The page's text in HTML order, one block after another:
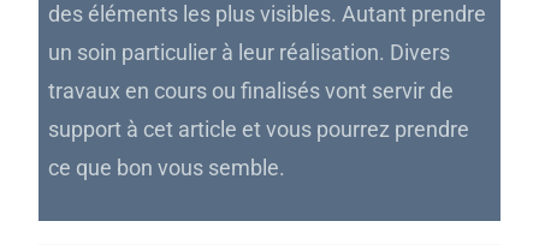
des éléments les plus visibles. Autant prendre
un soin particulier à leur réalisation. Divers
travaux en cours ou finalisés vont servir de
support à cet article et vous pourrez prendre
ce que bon vous semble.